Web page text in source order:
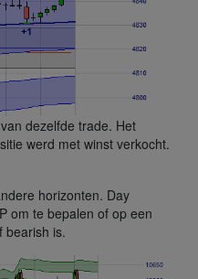
dezelfde trade. Het
werd met winst verkocht.
horizonten. Day
om te bepalen of op een
bearish is.